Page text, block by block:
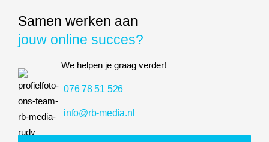
Samen werken aan
jouw online succes?
We helpen je graag verder!
076 78 51 526
info@rb-media.nl